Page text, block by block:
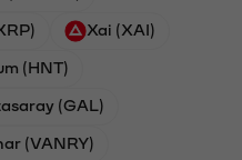
Xai (XAI)
(HNT)
(GAL)
(VANRY)